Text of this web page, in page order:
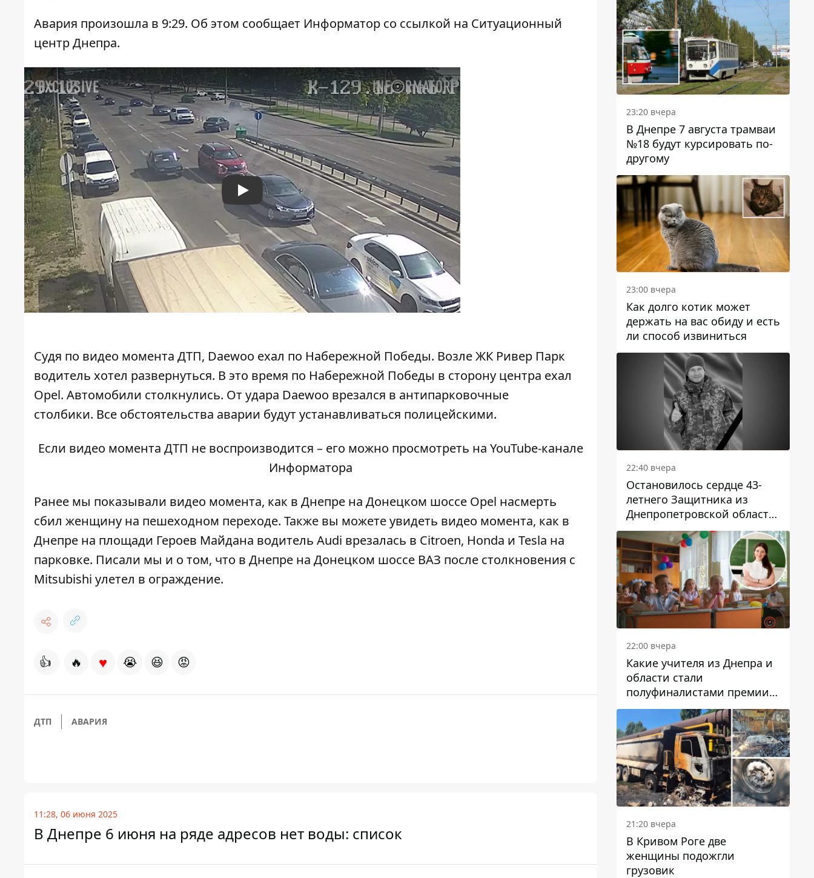
Авария произошла в 9:29. Об этом сообщает Информатор со ссылкой на Ситуационный
центр Днепра.
Play
Судя по видео момента ДТП, Daewoo ехал по Набережной Победы. Возле ЖК Ривер Парк
водитель хотел развернуться. В это время по Набережной Победы в сторону центра ехал
Opel. Автомобили столкнулись. От удара Daewoo врезался в антипарковочные
столбики. Все обстоятельства аварии будут устанавливаться полицейскими.
Если видео момента ДТП не воспроизводится – его можно просмотреть на YouTube-канале
Информатора
Ранее мы показывали видео момента, как в Днепре на Донецком шоссе Opel насмерть
сбил женщину на пешеходном переходе. Также вы можете увидеть видео момента, как в
Днепре на площади Героев Майдана водитель Audi врезалась в Citroen, Honda и Tesla на
парковке. Писали мы и о том, что в Днепре на Донецком шоссе ВАЗ после столкновения с
Mitsubishi улетел в ограждение.
👍 🔥 ♥ 😭 😆 😡
ДТП АВАРИЯ
11:28, 06 июня 2025
В Днепре 6 июня на ряде адресов нет воды: список
23:20 вчера
В Днепре 7 августа трамваи
№18 будут курсировать по-
другому
23:00 вчера
Как долго котик может
держать на вас обиду и есть
ли способ извиниться
22:40 вчера
Остановилось сердце 43-
летнего Защитника из
Днепропетровской области
Евгения Зинченко
22:00 вчера
Какие учителя из Днепра и
области стали
полуфиналистами премии
Global Teacher Prize Ukraine
2026
21:20 вчера
В Кривом Роге две
женщины подожгли
грузовик